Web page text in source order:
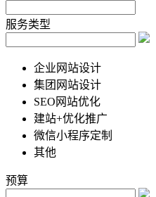
服务类型
企业网站设计
集团网站设计
SEO网站优化
建站+优化推广
微信小程序定制
其他
预算